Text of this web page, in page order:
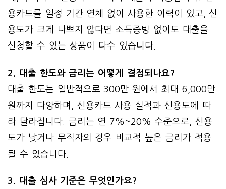
용카드를 일정 기간 연체 없이 사용한 이력이 있고, 신
용도가 크게 나쁘지 않다면 소득증빙 없이도 대출을
신청할 수 있는 상품이 다수 있습니다.
2. 대출 한도와 금리는 어떻게 결정되나요?
대출 한도는 일반적으로 300만 원에서 최대 6,000만
원까지 다양하며, 신용카드 사용 실적과 신용도에 따
라 달라집니다. 금리는 연 7%~20% 수준으로, 신용
도가 낮거나 무직자의 경우 비교적 높은 금리가 적용
될 수 있습니다.
3. 대출 심사 기준은 무엇인가요?